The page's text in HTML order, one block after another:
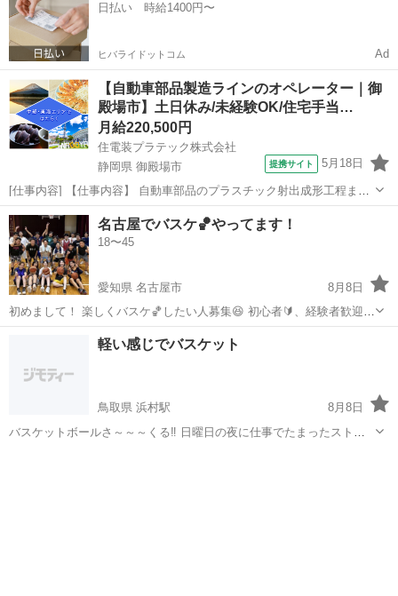
しくワイワイ身体を動...日払い 時給1400円〜
ヒバライドットコム Ad
【自動車部品製造ラインのオペレーター｜御
殿場市】土日休み/未経験OK/住宅手当…
月給220,500円
住電装プラテック株式会社
静岡県 御殿場市
提携サイト 5月18日
[仕事内容] 【仕事内容】 自動車部品のプラスチック射出成形工程また
は組立工程での以下業務をお願いします。 ・生産段取り、チョコ停解
除などの作業 ・箱替え、梱包などの作業 ・材料及び部材供給及び補助
作業 ・物流や簡易保全作業...
静岡 御殿場市 工場
名古屋でバスケ🏀やってます！
18〜45
愛知県 名古屋市
8月8日
初めまして！ 楽しくバスケ🏀したい人募集😆 初心者🔰、経験者歓迎
運動不足解消に身体動かしたい人も歓迎 初心者にはバスケって ちょっ
と難しそう🤔、と思いますよね？ 自分は最近始めたばかりで、 最初は
難しいかもって思ってま...
名古屋市 バスケットボール
軽い感じでバスケット
鳥取県 浜村駅
8月8日
バスケットボールさ～～～くる‼️ 日曜日の夜に仕事でたまったストレ